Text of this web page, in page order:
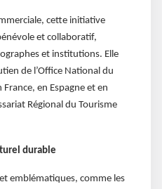
cette initiative
et collaboratif,
et institutions. Elle
de l’Office National du
en Espagne et en
Régional du Tourisme
durable
emblématiques, comme les